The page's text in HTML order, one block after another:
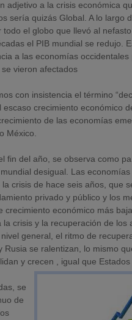
adjetivo a la crisis económica
sería quizás Global. A lo largo
el globo que llevó al
el PIB mundial se redujo.
a las economías
vieron afectados
con insistencia el término
crecimiento económico
de las economías
México.
fin del año, se observa como
desigual. Las
crisis de hace seis años, que
privado y público y los
crecimiento económico más
crisis y la recuperación de los
general, el ritmo de
Rusia se ralentizan, lo mismo
y crecen , igual que
se
de